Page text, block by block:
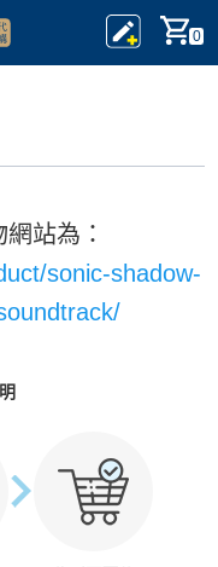
0
站為：
sonic-shadow-